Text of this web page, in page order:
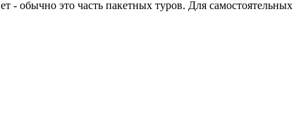
- обычно это часть пакетных туров. Для самостоятельных